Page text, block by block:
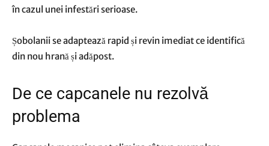
în cazul unei infestări serioase.
Șobolanii se adaptează rapid și revin imediat ce identifică
din nou hrană și adăpost.
De ce capcanele nu rezolvă
problema